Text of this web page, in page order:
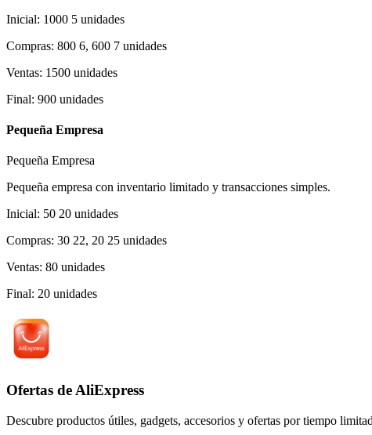
Inicial: 1000 5 unidades
Compras: 800 6, 600 7 unidades
Ventas: 1500 unidades
Final: 900 unidades
Pequeña Empresa
Pequeña Empresa
Pequeña empresa con inventario limitado y transacciones simples.
Inicial: 50 20 unidades
Compras: 30 22, 20 25 unidades
Ventas: 80 unidades
Final: 20 unidades
Ofertas de AliExpress
Descubre productos útiles, gadgets, accesorios y ofertas por tiempo